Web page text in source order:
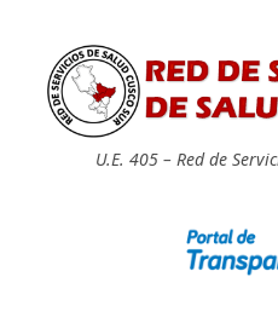
U.E. 405 – Red de